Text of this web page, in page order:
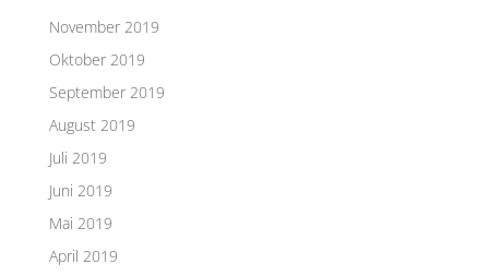
November 2019
Oktober 2019
September 2019
August 2019
Juli 2019
Juni 2019
Mai 2019
April 2019